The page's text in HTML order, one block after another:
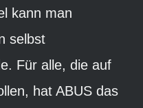
kann man
selbst
Für alle, die auf
hat ABUS das